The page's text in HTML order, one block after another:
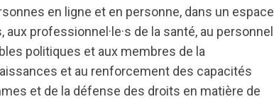
en ligne et en personne, dans un espace
professionnel·le·s de la santé, au personnel
politiques et aux membres de la
et au renforcement des capacités
et de la défense des droits en matière de